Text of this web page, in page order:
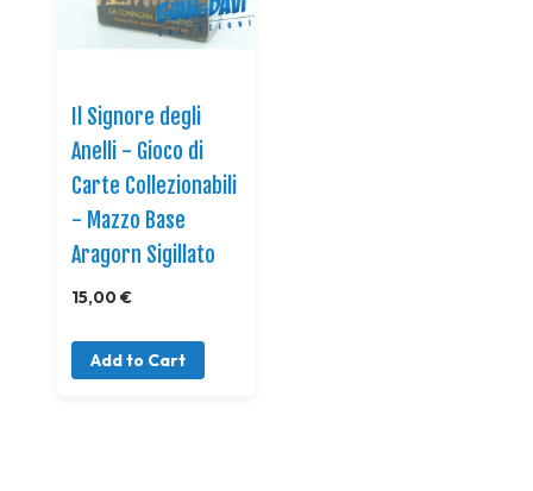
Il Signore degli
Anelli - Gioco di
Carte Collezionabili
- Mazzo Base
Aragorn Sigillato
15,00 €
Add to Cart